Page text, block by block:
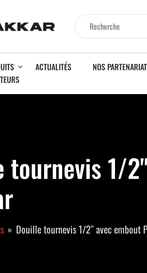
ACTUALITÉS NOS
tournevis 1/
Douille tournevis 1/2″ avec